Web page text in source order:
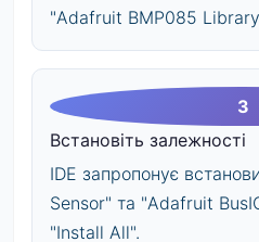
"Adafruit BMP085
Встановіть залежності
IDE запропонує
Sensor" та "Adafruit
"Install All".